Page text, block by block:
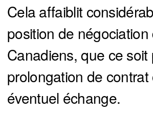
Cela affaiblit
position de négociation
Canadiens, que ce soit
prolongation de contrat
éventuel échange.